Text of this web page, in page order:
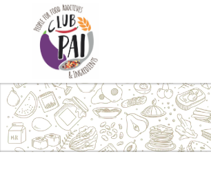
Skip to content